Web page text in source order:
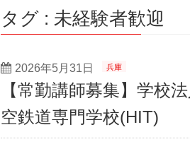
タグ : 未経験者歓迎
2026年5月31日 兵庫
【常勤講師募集】学校
空鉄道専門学校(HIT)